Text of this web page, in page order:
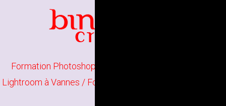
Formation Photoshop Initiation à Lorient
Lightroom à Vannes / Formation Photographie Initiation à